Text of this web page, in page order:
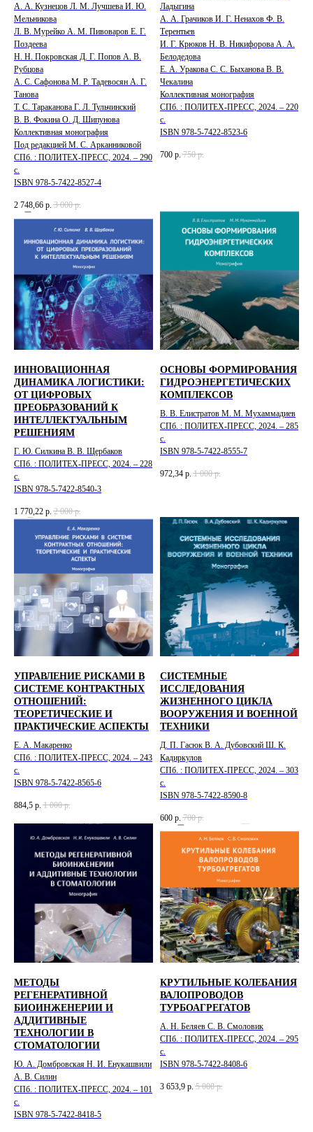
А. А. Кузнецов Л. М. Лучшева И. Ю.
Мельникова
Л. В. Мурейко А. М. Пивоваров Е. Г.
Поздеева
Н. Н. Покровская Д. Г. Попов А. В.
Рубцова
А. С. Сафонова М. Р. Тадевосян А. Г.
Танова
Т. С. Тараканова Г. Л. Тульчинский
В. В. Фокина О. Д. Шипунова
Коллективная монография
Под редакцией М. С. Арканниковой
СПб. : ПОЛИТЕХ-ПРЕСС, 2024. – 290
с.
ISBN 978-5-7422-8527-4
2 748,66 р. 3 000 р.
Ладыгина
А. А. Грачиков И. Г. Ненахов Ф. В.
Терентьев
И. Г. Крюков Н. В. Никифорова А. А.
Белодедова
Е. А. Уракова С. С. Быханова В. В.
Чекалина
Коллективная монография
СПб. : ПОЛИТЕХ-ПРЕСС, 2024. – 220
с.
ISBN 978-5-7422-8523-6
700 р. 750 р.
ИННОВАЦИОННАЯ
ДИНАМИКА ЛОГИСТИКИ:
ОТ ЦИФРОВЫХ
ПРЕОБРАЗОВАНИЙ К
ИНТЕЛЛЕКТУАЛЬНЫМ
РЕШЕНИЯМ
Г. Ю. Силкина В. В. Щербаков
СПб. : ПОЛИТЕХ-ПРЕСС, 2024. – 228
с.
ISBN 978-5-7422-8540-3
1 770,22 р. 2 000 р.
ОСНОВЫ ФОРМИРОВАНИЯ
ГИДРОЭНЕРГЕТИЧЕСКИХ
КОМПЛЕКСОВ
В. В. Елистратов М. М. Мухаммадиев
СПб. : ПОЛИТЕХ-ПРЕСС, 2024. – 285
с.
ISBN 978-5-7422-8555-7
972,34 р. 1 000 р.
УПРАВЛЕНИЕ РИСКАМИ В
СИСТЕМЕ КОНТРАКТНЫХ
ОТНОШЕНИЙ:
ТЕОРЕТИЧЕСКИЕ И
ПРАКТИЧЕСКИЕ АСПЕКТЫ
Е. А. Макаренко
СПб. : ПОЛИТЕХ-ПРЕСС, 2024. – 243
с.
ISBN 978-5-7422-8565-6
884,5 р. 1 000 р.
СИСТЕМНЫЕ
ИССЛЕДОВАНИЯ
ЖИЗНЕННОГО ЦИКЛА
ВООРУЖЕНИЯ И ВОЕННОЙ
ТЕХНИКИ
Д. П. Гасюк В. А. Дубовский Ш. К.
Кадиркулов
СПб. : ПОЛИТЕХ-ПРЕСС, 2024. – 303
с.
ISBN 978-5-7422-8590-8
600 р. 700 р.
МЕТОДЫ
РЕГЕНЕРАТИВНОЙ
БИОИНЖЕНЕРИИ И
АДДИТИВНЫЕ
ТЕХНОЛОГИИ В
СТОМАТОЛОГИИ
Ю. А. Домбровская Н. И. Енукашвили
А. В. Силин
СПб. : ПОЛИТЕХ-ПРЕСС, 2024. – 101
с.
ISBN 978-5-7422-8418-5
КРУТИЛЬНЫЕ КОЛЕБАНИЯ
ВАЛОПРОВОДОВ
ТУРБОАГРЕГАТОВ
А. Н. Беляев С. В. Смоловик
СПб. : ПОЛИТЕХ-ПРЕСС, 2024. – 295
с.
ISBN 978-5-7422-8408-6
3 653,9 р. 5 000 р.